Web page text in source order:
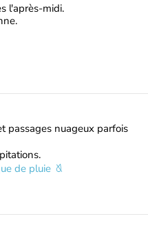
l'après-midi.
passages nuageux parfois
de pluie